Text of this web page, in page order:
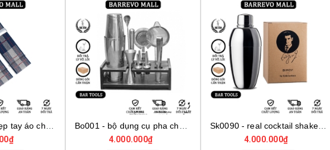
Bo001 - bộ dụng cụ pha chế tại nhà 7 món cơ bản
4.000.000₫
Ec002 - lemon queezer - ép chanh inox cỡ trung
350.000₫